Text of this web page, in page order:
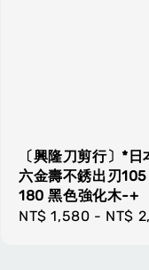
〔興隆刀剪行〕*
六金壽不銹出刃
180 黑色強化木-+
Regular
NT$ 1,580 - NT$